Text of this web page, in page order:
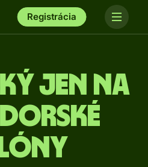
Registrácia
jen na